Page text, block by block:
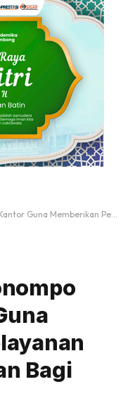
Pelayanan dan Kenyamanan Bagi Masyarakat
Bagi